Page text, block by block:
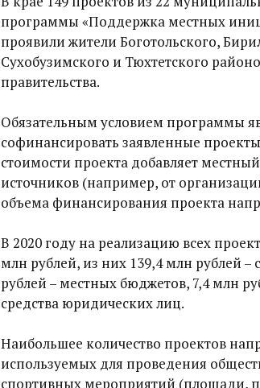
программы «Поддержка местных
проявили жители Боготольского,
Сухобузимского и Тюхтетского
правительства.
Обязательным условием программы
софинансировать заявленные
стоимости проекта добавляет
источников (например, от
объема финансирования проекта
В 2020 году на реализацию всех
млн рублей, из них 139,4 млн рублей –
рублей – местных бюджетов, 7,4 млн
средства юридических лиц.
Наибольшее количество проектов
используемых для проведения
спортивных мероприятий (площади,